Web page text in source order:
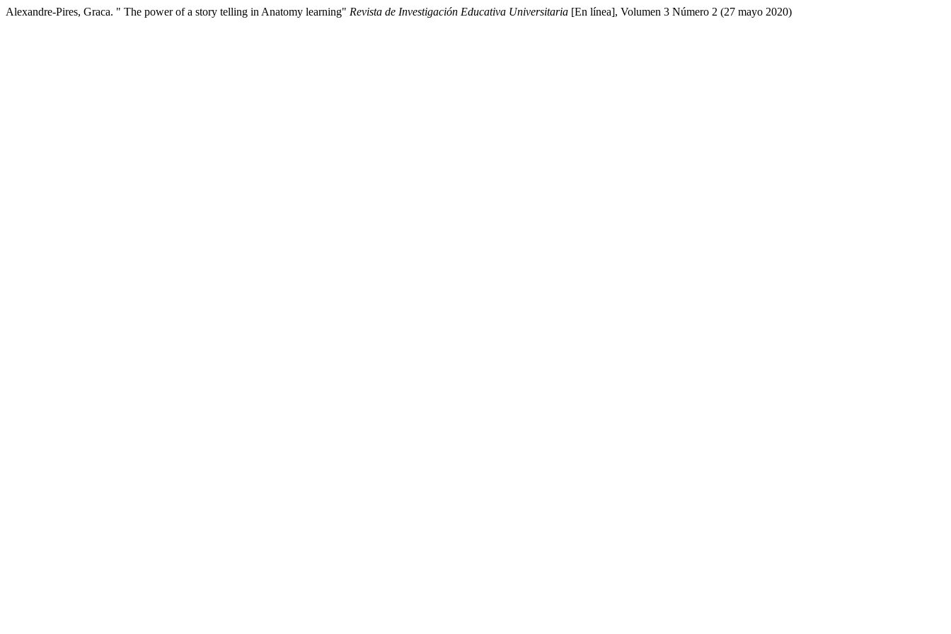
Alexandre-Pires, Graca. " The power of a story telling in Anatomy learning" Revista de Investigación Educativa Universitaria [En línea], Volumen 3 Número 2 (27 mayo 2020)